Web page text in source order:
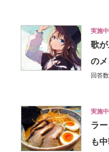
実施中
歌
の
回答
実施中
ラ
も